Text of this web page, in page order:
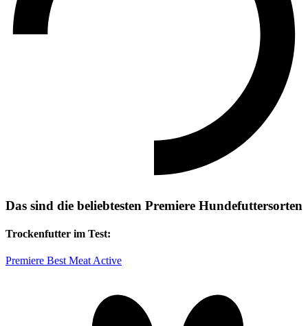
Das sind die beliebtesten Premiere Hundefuttersorten
Trockenfutter im Test:
Premiere Best Meat Active